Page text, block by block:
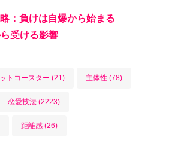
：負けは自爆から始まる
受ける影響
トコースター (21) 主体性 (78)
恋愛技法 (2223)
距離感 (26)